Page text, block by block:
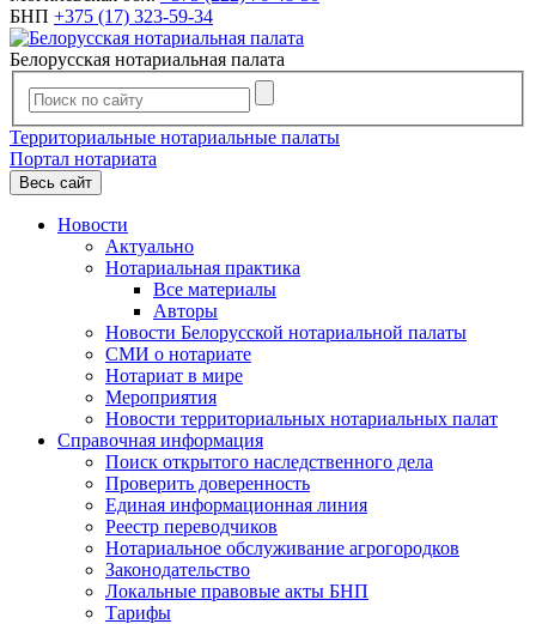
БНП +375 (17) 323-59-34
Белорусская нотариальная палата
Территориальные нотариальные палаты
Портал нотариата
Весь сайт
Новости
Актуально
Нотариальная практика
Все материалы
Авторы
Новости Белорусской нотариальной палаты
СМИ о нотариате
Нотариат в мире
Мероприятия
Новости территориальных нотариальных палат
Справочная информация
Поиск открытого наследственного дела
Проверить доверенность
Единая информационная линия
Реестр переводчиков
Нотариальное обслуживание агрогородков
Законодательство
Локальные правовые акты БНП
Тарифы